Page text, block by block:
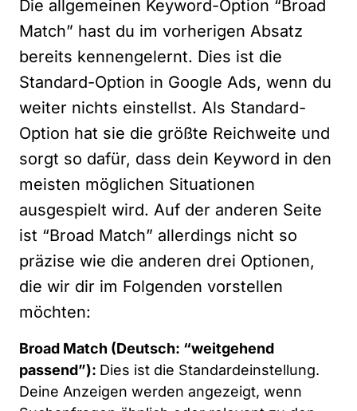
Die allgemeinen Keyword-Option “Broad
Match” hast du im vorherigen Absatz
bereits kennengelernt. Dies ist die
Standard-Option in Google Ads, wenn du
weiter nichts einstellst. Als Standard-
Option hat sie die größte Reichweite und
sorgt so dafür, dass dein Keyword in den
meisten möglichen Situationen
ausgespielt wird. Auf der anderen Seite
ist “Broad Match” allerdings nicht so
präzise wie die anderen drei Optionen,
die wir dir im Folgenden vorstellen
möchten:
Broad Match (Deutsch: “weitgehend
passend”): Dies ist die Standardeinstellung.
Deine Anzeigen werden angezeigt, wenn